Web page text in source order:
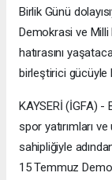
Birlik Günü
Demokrasi ve
hatırasını
birleştirici gücüyle
KAYSERİ (İGFA) -
spor yatırımları
sahipliğiyle
15 Temmuz